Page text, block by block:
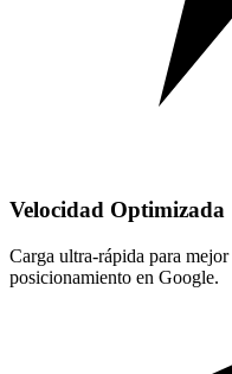
Velocidad Optimizada
Carga ultra-rápida para
posicionamiento en Google.